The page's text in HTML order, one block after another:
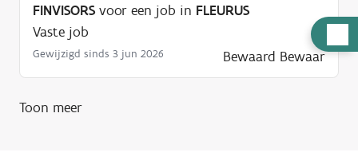
u
l
FINVISORS voor een job in FLEURUS
Vaste job
Gewijzigd sinds 3 jun 2026 Bewaard Bewaar
Toon meer